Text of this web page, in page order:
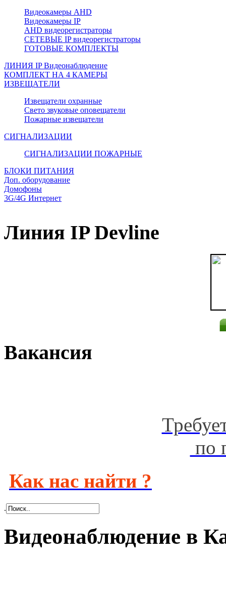
Видеокамеры AHD
Видеокамеры IP
AHD видеорегистраторы
СЕТЕВЫЕ IP видеорегистраторы
ГОТОВЫЕ КОМПЛЕКТЫ
ЛИНИЯ IP Видеонаблюдение
КОМПЛЕКТ НА 4 КАМЕРЫ
ИЗВЕЩАТЕЛИ
Извещатели охранные
Свето звуковые оповещатели
Пожарные извещатели
СИГНАЛИЗАЦИИ
СИГНАЛИЗАЦИИ ПОЖАРНЫЕ
БЛОКИ ПИТАНИЯ
Доп. оборудование
Домофоны
3G/4G Интернет
Линия IP Devline
Вакансия
по
Как нас найти ?
.
Видеонаблюдение в